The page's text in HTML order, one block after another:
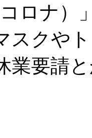
コロナ
スクや
要請